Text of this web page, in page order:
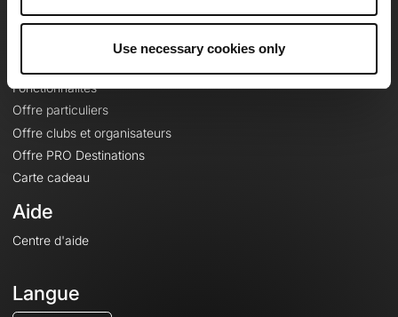
Use necessary cookies only
Fonctionnalités
Offre particuliers
Offre clubs et organisateurs
Offre PRO Destinations
Carte cadeau
Aide
Centre d'aide
Langue